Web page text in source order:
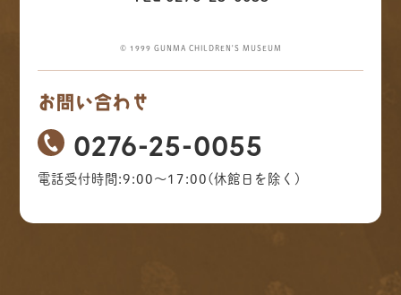
© 1999 GUNMA CHILDREN'S MUSEUM
お問い合わせ
0276-25-0055
電話受付時間:9:00～17:00(休館日を除く)